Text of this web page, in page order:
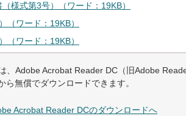
様式第3号）（ワード：19KB）
（ワード：19KB）
（ワード：19KB）
、Adobe Acrobat Reader DC（旧Adobe
無償でダウンロードできます。
Acrobat Reader DCのダウンロードへ